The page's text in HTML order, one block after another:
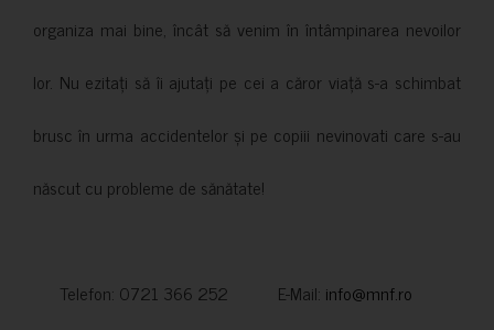
organiza mai bine, încât să venim în întâmpinarea nevoilor
lor. Nu ezitați să îi ajutați pe cei a căror viață s-a schimbat
brusc în urma accidentelor și pe copiii nevinovati care s-au
născut cu probleme de sănătate!
Telefon: 0721 366 252 E-Mail: info@mnf.ro